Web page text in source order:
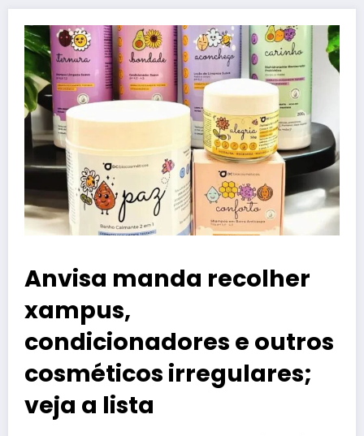
Anvisa manda recolher
xampus,
condicionadores e outros
cosméticos irregulares;
veja a lista